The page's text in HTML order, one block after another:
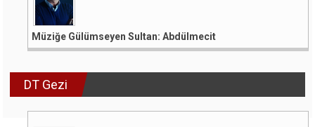
Müziğe Gülümseyen Sultan: Abdülmecit
DT Gezi